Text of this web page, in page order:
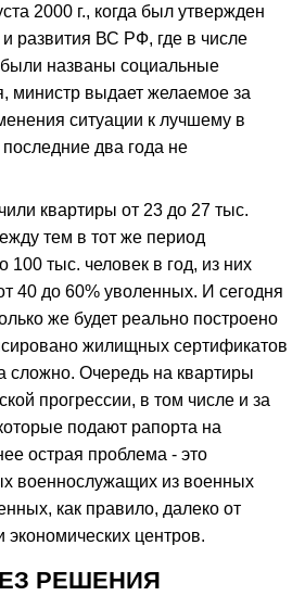
2000 г., когда был утвержден
и развития ВС РФ, где в числе
были названы социальные
министр выдает желаемое за
ситуации к лучшему в
два года не
квартиры от 23 до 27 тыс.
тем в тот же период
100 тыс. человек в год, из них
40 до 60% уволенных. И сегодня
же будет реально построено
жилищных сертификатов
сложно. Очередь на квартиры
прогрессии, в том числе и за
подают рапорта на
острая проблема - это
военнослужащих из военных
как правило, далеко от
центров.
РЕШЕНИЯ